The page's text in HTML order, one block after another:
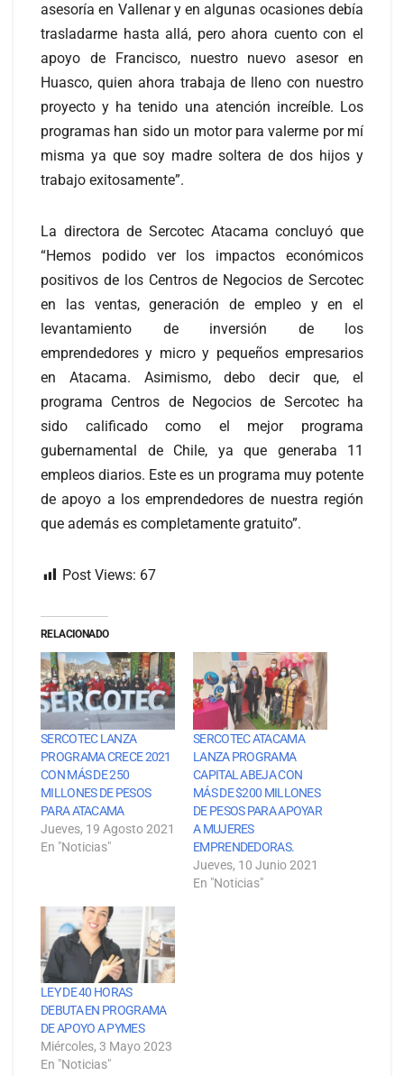
asesoría en Vallenar y en algunas ocasiones debía
trasladarme hasta allá, pero ahora cuento con el
apoyo de Francisco, nuestro nuevo asesor en
Huasco, quien ahora trabaja de lleno con nuestro
proyecto y ha tenido una atención increíble. Los
programas han sido un motor para valerme por mí
misma ya que soy madre soltera de dos hijos y
trabajo exitosamente”.
La directora de Sercotec Atacama concluyó que
“Hemos podido ver los impactos económicos
positivos de los Centros de Negocios de Sercotec
en las ventas, generación de empleo y en el
levantamiento de inversión de los
emprendedores y micro y pequeños empresarios
en Atacama. Asimismo, debo decir que, el
programa Centros de Negocios de Sercotec ha
sido calificado como el mejor programa
gubernamental de Chile, ya que generaba 11
empleos diarios. Este es un programa muy potente
de apoyo a los emprendedores de nuestra región
que además es completamente gratuito”.
Post Views: 67
RELACIONADO
SERCOTEC LANZA
PROGRAMA CRECE 2021
CON MÁS DE 250
MILLONES DE PESOS
PARA ATACAMA
Jueves, 19 Agosto 2021
En "Noticias"
SERCOTEC ATACAMA
LANZA PROGRAMA
CAPITAL ABEJA CON
MÁS DE $200 MILLONES
DE PESOS PARA APOYAR
A MUJERES
EMPRENDEDORAS.
Jueves, 10 Junio 2021
En "Noticias"
LEY DE 40 HORAS
DEBUTA EN PROGRAMA
DE APOYO A PYMES
Miércoles, 3 Mayo 2023
En "Noticias"